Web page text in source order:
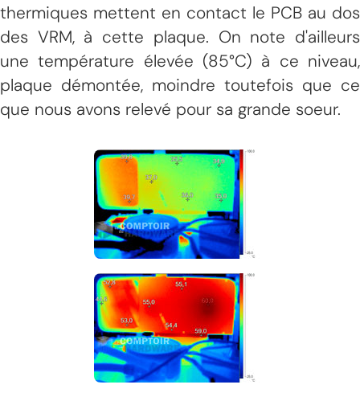
thermiques mettent en contact le PCB au dos
des VRM, à cette plaque. On note d'ailleurs
une température élevée (85°C) à ce niveau,
plaque démontée, moindre toutefois que ce
que nous avons relevé pour sa grande soeur.